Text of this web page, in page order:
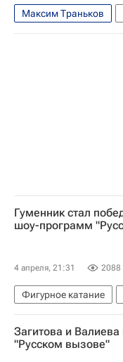
Максим Траньков
Андрей Тарковский
Гуменник стал
шоу-программ
4 апреля, 21:31 2088
Фигурное катание
Никита Кацалапов
Пётр Гуменник
Загитова и Валиева
"Русском вызове"